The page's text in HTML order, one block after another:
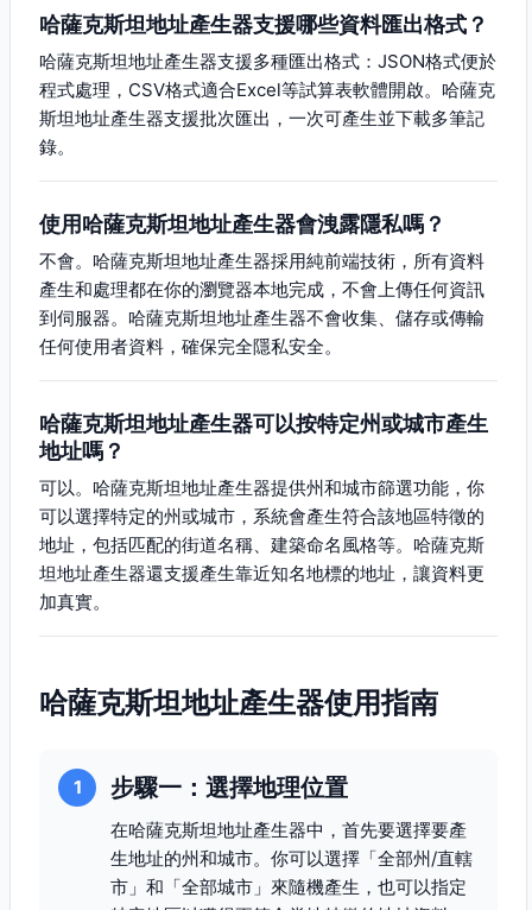
哈薩克斯坦地址產生器支援哪些資料匯出格式？
哈薩克斯坦地址產生器支援多種匯出格式：JSON格式便於
程式處理，CSV格式適合Excel等試算表軟體開啟。哈薩克
斯坦地址產生器支援批次匯出，一次可產生並下載多筆記
錄。
使用哈薩克斯坦地址產生器會洩露隱私嗎？
不會。哈薩克斯坦地址產生器採用純前端技術，所有資料
產生和處理都在你的瀏覽器本地完成，不會上傳任何資訊
到伺服器。哈薩克斯坦地址產生器不會收集、儲存或傳輸
任何使用者資料，確保完全隱私安全。
哈薩克斯坦地址產生器可以按特定州或城市產生
地址嗎？
可以。哈薩克斯坦地址產生器提供州和城市篩選功能，你
可以選擇特定的州或城市，系統會產生符合該地區特徵的
地址，包括匹配的街道名稱、建築命名風格等。哈薩克斯
坦地址產生器還支援產生靠近知名地標的地址，讓資料更
加真實。
哈薩克斯坦地址產生器使用指南
1 步驟一：選擇地理位置
在哈薩克斯坦地址產生器中，首先要選擇要產
生地址的州和城市。你可以選擇「全部州/直轄
市」和「全部城市」來隨機產生，也可以指定